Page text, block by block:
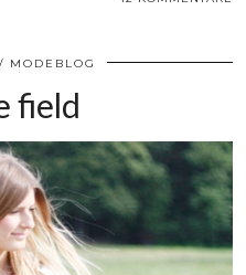
MODEBLOG
field